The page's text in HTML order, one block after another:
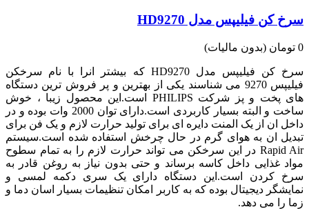
سرخ کن فیلیپس مدل HD9270
0 تومان (بدون مالیات)
سرخ کن فیلیپس مدل HD9270 که بیشتر انرا با نام سرخکن
فیلیپس 9270 می شناسند یکی از بهترین و پر فروش ترین دستگاه
های پخت و پز شرکت PHILIPS است.این محصول زیبا ، خوش
ساخت و البته بسیار کاربردی است.دارای توان 2000 وات بوده و در
داخل ان از یک المنت دایره ای برای تولید حرارت لازم و یک فن برای
تبدیل ان به هوای گرم در حال چرخش استفاده شده است.سیستم
Rapid Air در این سرخکن می تواند حرارت لازم را به تمام سطوح
مواد غذایی داخل کاسه برساند و حتی بدون نیاز به روغن قادر به
سرخ کردن است.این دستگاه دارای یک سری دکمه لمسی و
نمایشگر دیجیتال بوده که به کاربر امکان تنظیمات بسیار اسان دما و
زما را می دهد.